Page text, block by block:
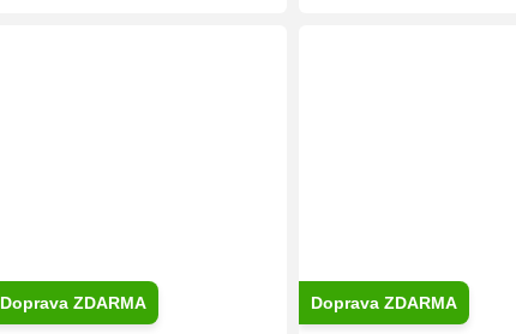
Doprava ZDARMA Doprava ZDARMA